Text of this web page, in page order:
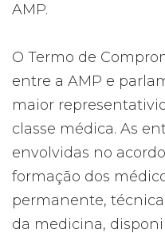
AMP.
O Termo de
entre a AMP e
maior
classe médica. As
envolvidas no
formação dos
permanente,
da medicina,